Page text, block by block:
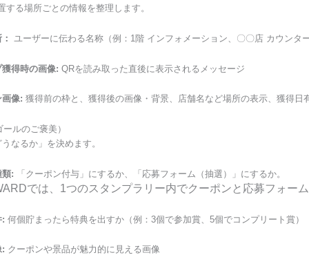
する場所ごとの情報を整理します。
ユーザーに伝わる名称（例：1階 インフォメーション、〇〇店 カウンタ
得時の画像: QRを読み取った直後に表示されるメッセージ
像: 獲得前の枠と、獲得後の画像・背景、店舗名など場所の表示、獲得日
ルのご褒美）
なるか」を決めます。
類: 「クーポン付与」にするか、「応募フォーム（抽選）」にするか。
では、1つのスタンプラリー内でクーポンと応募フォー
: 何個貯まったら特典を出すか（例：3個で参加賞、5個でコンプリート賞）
: クーポンや景品が魅力的に見える画像